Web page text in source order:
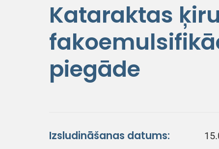
Kataraktas
piegāde
Izsludināšanas datums: